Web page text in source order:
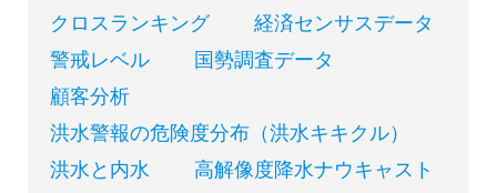
クロスランキング
経済センサスデータ
警戒レベル
国勢調査データ
顧客分析
洪水警報の危険度分布（洪水キキクル）
洪水と内水
高解像度降水ナウキャスト